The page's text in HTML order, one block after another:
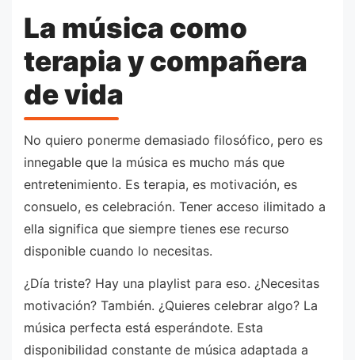
La música como
terapia y compañera
de vida
No quiero ponerme demasiado filosófico, pero es
innegable que la música es mucho más que
entretenimiento. Es terapia, es motivación, es
consuelo, es celebración. Tener acceso ilimitado a
ella significa que siempre tienes ese recurso
disponible cuando lo necesitas.
¿Día triste? Hay una playlist para eso. ¿Necesitas
motivación? También. ¿Quieres celebrar algo? La
música perfecta está esperándote. Esta
disponibilidad constante de música adaptada a